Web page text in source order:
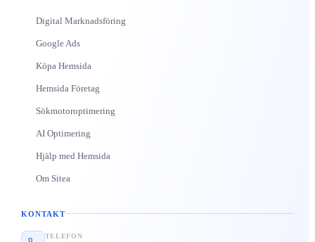
Digital Marknadsföring
Google Ads
Köpa Hemsida
Hemsida Företag
Sökmotoroptimering
AI Optimering
Hjälp med Hemsida
Om Sitea
KONTAKT
TELEFON